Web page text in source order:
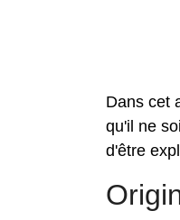
Dans cet
qu'il ne
d'être